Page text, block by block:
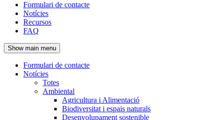
Navegació
principal
de
l'encapçalament
Formulari de contacte
Notícies
Recursos
FAQ
Show main menu
Navegació
principal
Formulari de contacte
Notícies
Totes
Ambiental
Agricultura i Alimentació
Biodiversitat i espais naturals
Desenvolupament sostenible